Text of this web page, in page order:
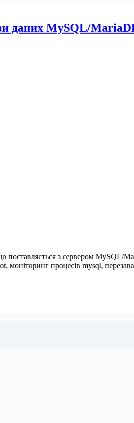
даних MySQL/
поставляється з сервером MySQL/
моніторинг процесів mysql,